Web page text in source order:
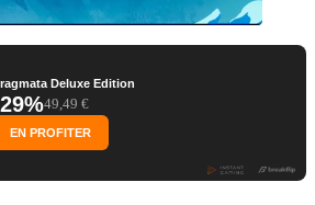
Deluxe Edition
49,49 €
EN PROFITER